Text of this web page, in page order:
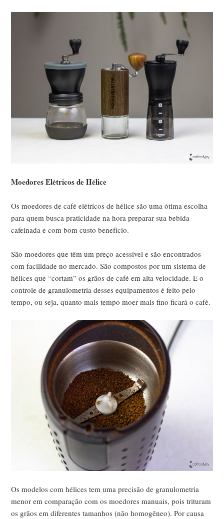
Moedores Elétricos de Hélice
Os moedores de café elétricos de hélice são uma ótima escolha
para quem busca praticidade na hora preparar sua bebida
cafeinada e com bom custo benefício.
São moedores que têm um preço acessível e são encontrados
com facilidade no mercado. São compostos por um sistema de
hélices que “cortam” os grãos de café em alta velocidade. E o
controle de granulometria desses equipamentos é feito pelo
tempo, ou seja, quanto mais tempo moer mais fino ficará o café.
Os modelos com hélices tem uma precisão de granulometria
menor em comparação com os moedores manuais, pois trituram
os grãos em diferentes tamanhos (não homogêneo). Por causa